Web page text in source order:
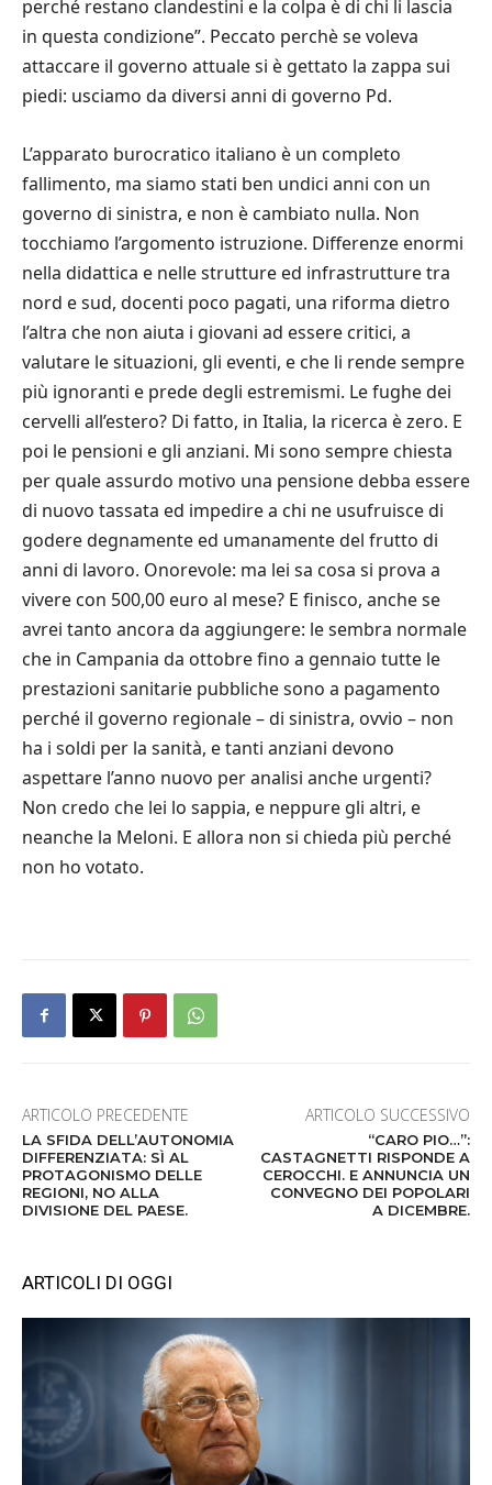
perché restano clandestini e la colpa è di chi li lascia
in questa condizione”. Peccato perchè se voleva
attaccare il governo attuale si è gettato la zappa sui
piedi: usciamo da diversi anni di governo Pd.
L’apparato burocratico italiano è un completo
fallimento, ma siamo stati ben undici anni con un
governo di sinistra, e non è cambiato nulla. Non
tocchiamo l’argomento istruzione. Differenze enormi
nella didattica e nelle strutture ed infrastrutture tra
nord e sud, docenti poco pagati, una riforma dietro
l’altra che non aiuta i giovani ad essere critici, a
valutare le situazioni, gli eventi, e che li rende sempre
più ignoranti e prede degli estremismi. Le fughe dei
cervelli all’estero? Di fatto, in Italia, la ricerca è zero. E
poi le pensioni e gli anziani. Mi sono sempre chiesta
per quale assurdo motivo una pensione debba essere
di nuovo tassata ed impedire a chi ne usufruisce di
godere degnamente ed umanamente del frutto di
anni di lavoro. Onorevole: ma lei sa cosa si prova a
vivere con 500,00 euro al mese? E finisco, anche se
avrei tanto ancora da aggiungere: le sembra normale
che in Campania da ottobre fino a gennaio tutte le
prestazioni sanitarie pubbliche sono a pagamento
perché il governo regionale – di sinistra, ovvio – non
ha i soldi per la sanità, e tanti anziani devono
aspettare l’anno nuovo per analisi anche urgenti?
Non credo che lei lo sappia, e neppure gli altri, e
neanche la Meloni. E allora non si chieda più perché
non ho votato.
ARTICOLO PRECEDENTE
LA SFIDA DELL’AUTONOMIA
DIFFERENZIATA: SÌ AL
PROTAGONISMO DELLE
REGIONI, NO ALLA
DIVISIONE DEL PAESE.
ARTICOLO SUCCESSIVO
“CARO PIO…”:
CASTAGNETTI RISPONDE A
CEROCCHI. E ANNUNCIA UN
CONVEGNO DEI POPOLARI
A DICEMBRE.
ARTICOLI DI OGGI